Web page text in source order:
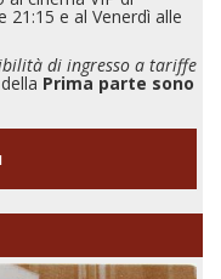
e al Venerdì alle
di ingresso a tariffe
Prima parte sono